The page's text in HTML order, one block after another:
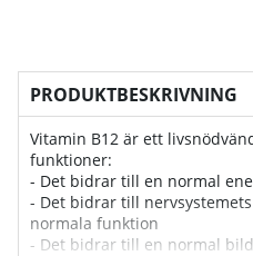
PRODUKTBESKRIVNING
Vitamin B12 är ett
funktioner:
- Det bidrar till en normal
- Det bidrar till
normala funktion
- Det bidrar till en normal